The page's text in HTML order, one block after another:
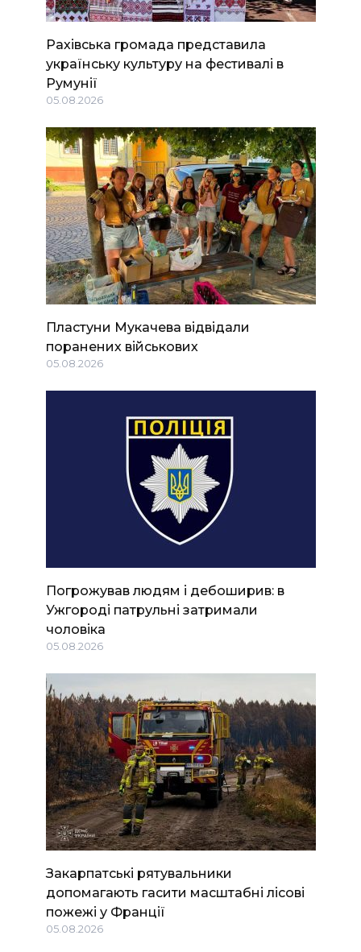
Рахівська громада представила
українську культуру на фестивалі в
Румунії
05.08.2026
Пластуни Мукачева відвідали
поранених військових
05.08.2026
Погрожував людям і дебоширив: в
Ужгороді патрульні затримали
чоловіка
05.08.2026
Закарпатські рятувальники
допомагають гасити масштабні лісові
пожежі у Франції
05.08.2026